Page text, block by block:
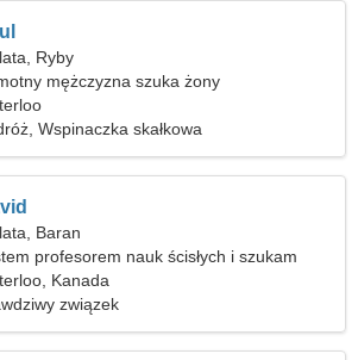
Ryby
mężczyzna szuka żony
Wspinaczka skałkowa
Baran
profesorem nauk ścisłych i szukam
kobiety
Kanada
związek